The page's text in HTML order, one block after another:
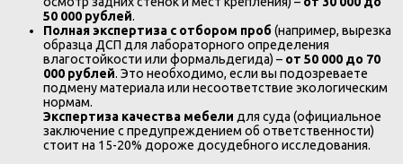
50 000 рублей.
Полная экспертиза с отбором проб (например, вырезка
образца ДСП для лабораторного определения
влагостойкости или формальдегида) – от 50 000 до 70
000 рублей. Это необходимо, если вы подозреваете
подмену материала или несоответствие экологическим
нормам.
Экспертиза качества мебели для суда (официальное
заключение с предупреждением об ответственности)
стоит на 15-20% дороже досудебного исследования.